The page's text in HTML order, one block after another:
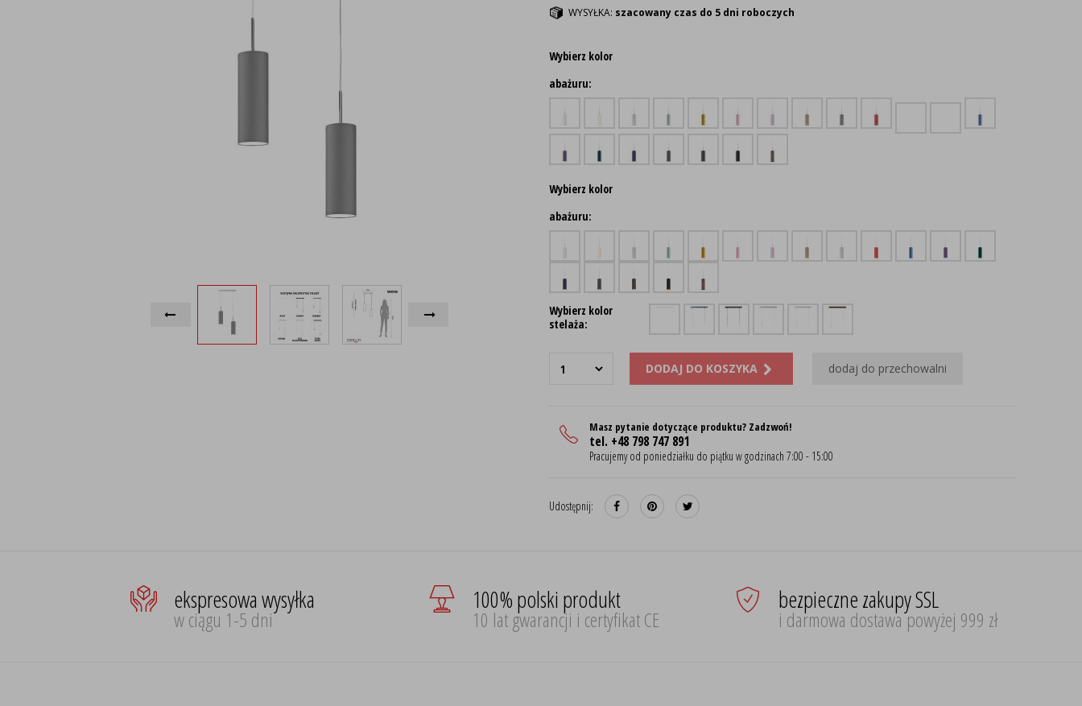
WYSYŁKA: szacowany czas do 5 dni roboczych
Wybierz kolor
abażuru:
Wybierz kolor
abażuru:
Wybierz kolor
stelaża:
DODAJ DO KOSZYKA dodaj do przechowalni
Masz pytanie dotyczące produktu? Zadzwoń!
tel. +48 798 747 891
Pracujemy od poniedziałku do piątku w godzinach 7:00 - 15:00
Udostępnij:
ekspresowa wysyłka
w ciągu 1-5 dni
100% polski produkt
10 lat gwarancji i certyfikat CE
bezpieczne zakupy SSL
i darmowa dostawa powyżej 999 zł